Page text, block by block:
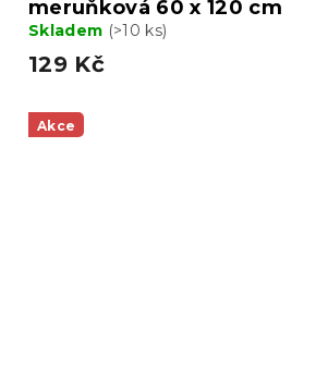
meruňková 60 x 120 cm
Skladem (>10 ks)
129 Kč
Akce